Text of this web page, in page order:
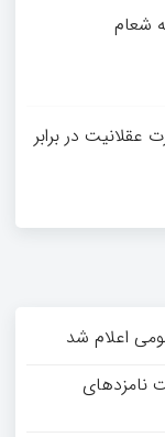
شعام
عقلانیت در برابر
اعلام شد
نامزدهای